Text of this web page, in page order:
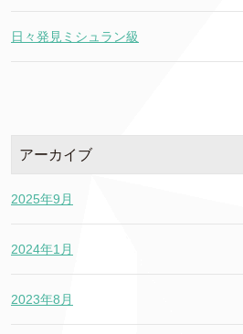
日々発見ミシュラン級
アーカイブ
2025年9月
2024年1月
2023年8月